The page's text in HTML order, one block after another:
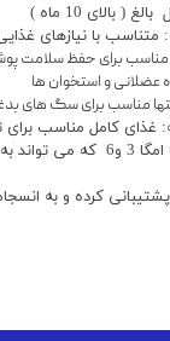
( بالای 10 ماه )
متناسب با نیازهای
برای حفظ سلامت
عضلانی و استخوان ها
مناسب برای سگ های
غذای کامل مناسب برای
با اسیدهای چرب امگا
کرده و به